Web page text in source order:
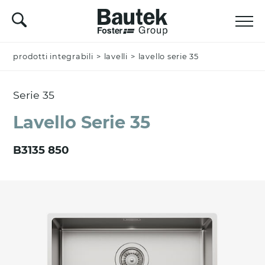
prodotti integrabili > lavelli > lavello serie 35
Serie 35
Lavello Serie 35
B3135 850
Nominativo *
Azienda
Nazione *